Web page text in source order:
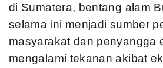
di Sumatera, bentang alam
selama ini menjadi sumber
masyarakat dan penyangga
mengalami tekanan akibat